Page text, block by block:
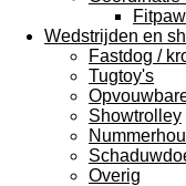
Wedstrijden en
Fastdog /
Tugtoy's
Showtrolley
Overig